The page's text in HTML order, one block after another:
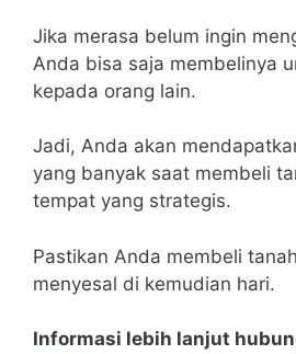
Jika merasa belum ingin
Anda bisa saja membelinya
kepada orang lain.
Jadi, Anda akan
yang banyak saat membeli
tempat yang strategis.
Pastikan Anda membeli
menyesal di kemudian hari.
Informasi lebih lanjut